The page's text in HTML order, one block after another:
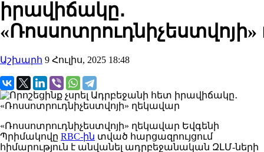
իրավիճակը․
Աշխարհ 9 Հուլիս, 2025 18:48
«Ռոսսոտրուդնիչեստվոյի» ղեկավար Եվգենի
Պրիմակովը RBC-ին տված հարցազրույցում
հիմարություն է անվանել ադրբեջանական ԶԼՄ-ների